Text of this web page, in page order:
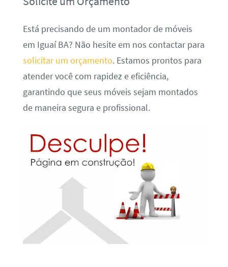
Está precisando de um montador de móveis
em Iguaí BA? Não hesite em nos contactar para
solicitar um orçamento. Estamos prontos para
atender você com rapidez e eficiência,
garantindo que seus móveis sejam montados
de maneira segura e profissional.